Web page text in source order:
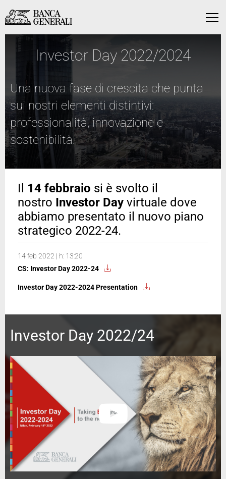
Vai al contenuto principale
Menu
Vai al contenuto principale
Investor Day 2022/2024
Una nuova fase di crescita che punta
sui nostri elementi distintivi:
professionalità, innovazione e
sostenibilità.
Il 14 febbraio si è svolto il
nostro Investor Day virtuale dove
abbiamo presentato il nuovo piano
strategico 2022-24.
14 feb 2022 | h: 13:20
CS: Investor Day 2022-24
Investor Day 2022-2024 Presentation
Investor Day 2022/24